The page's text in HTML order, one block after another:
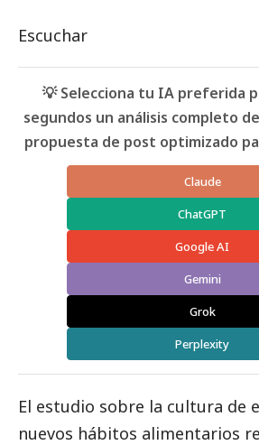
Escuchar
💡 Selecciona tu IA preferida
segundos un análisis completo
propuesta de post optimizado
Claude
ChatGPT
Google AI
Gemini
Grok
Perplexity
El estudio sobre la cultura de
nuevos hábitos alimentarios